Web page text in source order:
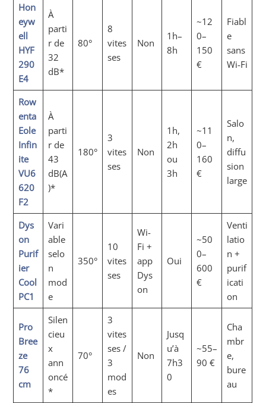
Hon
eyw
ell
HYF
290
E4
À
parti
r de
32
dB*
80°
8
vites
ses
Non
1h–
8h
~12
0–
150
€
Fiabl
e
sans
Wi-Fi
Row
enta
Eole
Infin
ite
VU6
620
F2
À
parti
r de
43
dB(A
)*
180°
3
vites
ses
Non
1h,
2h
ou
3h
~11
0–
160
€
Salo
n,
diffu
sion
large
Dys
on
Purif
ier
Cool
PC1
Vari
able
selo
n
mod
e
350°
10
vites
ses
Wi-
Fi +
app
Dys
on
Oui
~50
0–
600
€
Venti
latio
n +
purif
icati
on
Pro
Bree
ze
76
cm
Silen
cieu
x
ann
oncé
*
70°
3
vites
ses /
3
mod
es
Non
Jusq
u’à
7h3
0
~55–
90 €
Cha
mbr
e,
bure
au